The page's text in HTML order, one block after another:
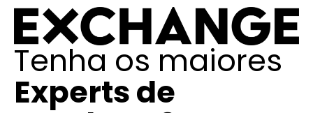
Tenha os maiores
Experts de